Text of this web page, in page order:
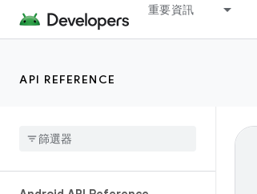
重要資訊
API REFERENCE